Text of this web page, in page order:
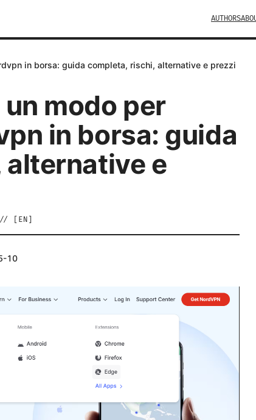
AUTHORS
in borsa: guida completa, rischi, alternative e prezzi
modo per
in borsa: guida
e
// [ EN
10